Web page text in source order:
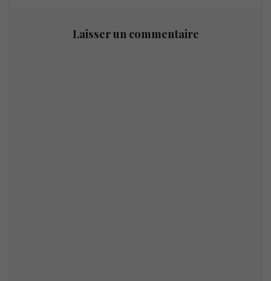
Laisser un commentaire